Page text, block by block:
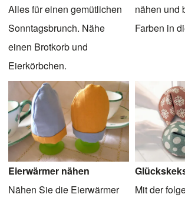
Alles für einen gemütlichen
Sonntagsbrunch. Nähe
einen Brotkorb und
Eierkörbchen.
nähen und
Farben in
Eierwärmer nähen
Nähen Sie die Eierwärmer
Mit der